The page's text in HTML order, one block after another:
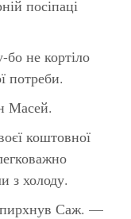
посіпаці
не кортіло
потреби.
Масей.
коштовної
з холоду.
Саж. —